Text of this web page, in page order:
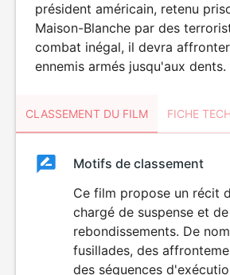
président américain, retenu
Maison-Blanche par des
combat inégal, il devra
ennemis armés jusqu'aux dents.
CLASSEMENT DU FILM FICHE
ClassementClassement
VIOLENCE
Motifs de classement
Ce film propose un récit
chargé de suspense et de
rebondissements. De
fusillades, des
des séquences